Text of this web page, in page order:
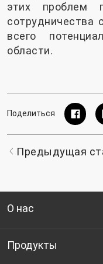
этих проблем
сотрудничества
всего
области.
Поделиться
Предыдущая
О нас
Кто мы
Продукты